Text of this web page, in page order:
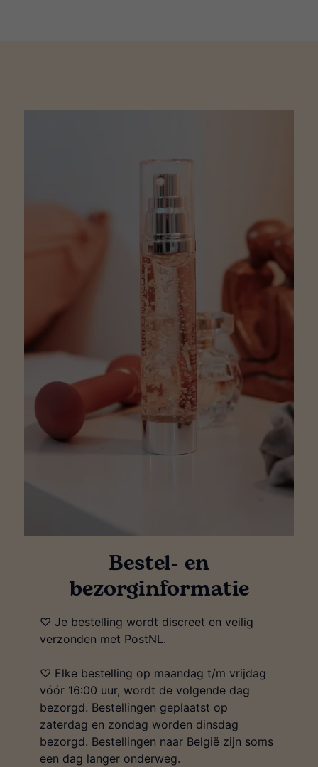
Bestel- en
bezorginformatie
♡ Je bestelling wordt discreet en veilig
verzonden met PostNL.
♡ Elke bestelling op maandag t/m vrijdag
vóór 16:00 uur, wordt de volgende dag
bezorgd. Bestellingen geplaatst op
zaterdag en zondag worden dinsdag
bezorgd. Bestellingen naar België zijn soms
een dag langer onderweg.